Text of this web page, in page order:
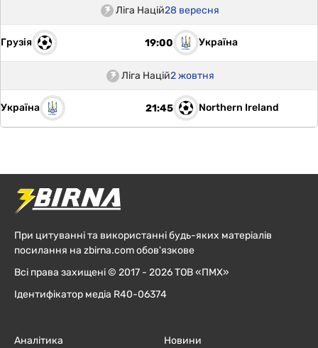
Ліга Націй28 вересня
Грузія 19:00 Україна
Ліга Націй2 жовтня
Україна 21:45 Northern Ireland
При цитуванні та використанні будь-яких матеріалів
посилання на zbirna.com обов'язкове
Всі права захищені © 2017 - 2026 ТОВ «ПМХ»
Ідентифікатор медіа R40-06374
Аналітика
Новини